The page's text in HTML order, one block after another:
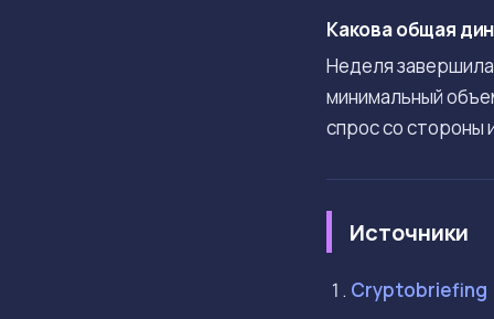
Какова общая
Неделя
минимальный
спрос со стороны
Источники
Cryptobriefing